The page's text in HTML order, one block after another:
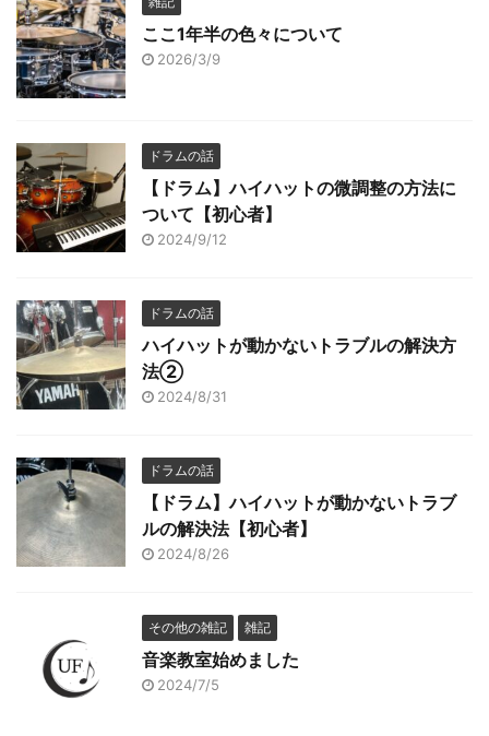
ここ1年半の色々について
2026/3/9
ドラムの話
【ドラム】ハイハットの微調整の方法に
ついて【初心者】
2024/9/12
ドラムの話
ハイハットが動かないトラブルの解決方
法②
2024/8/31
ドラムの話
【ドラム】ハイハットが動かないトラブ
ルの解決法【初心者】
2024/8/26
その他の雑記 雑記
音楽教室始めました
2024/7/5